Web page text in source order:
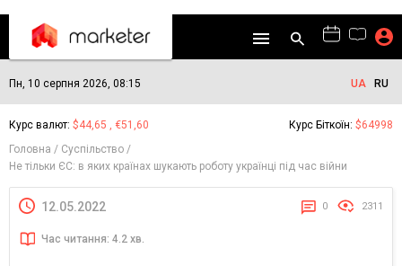
Пн, 10 серпня 2026, 08:15 UA RU
Курс валют: $44,65 , €51,60 Курс Біткоїн: $64998
Головна
Суспільство
Не тільки ЄС: в яких країнах шукають роботу українці під час війни
12.05.2022 0 2311
Час читання: 4.2 хв.